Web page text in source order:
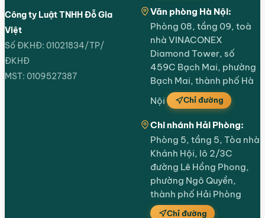
Công ty Luật TNHH Đỗ Gia
Việt
Số ĐKHĐ: 01021834/TP/
ĐKHĐ
MST: 0109527387
Văn phòng Hà Nội:
Phòng 08, tầng 09, toà
nhà VINACONEX
Diamond Tower, số
459C Bạch Mai, phường
Bạch Mai, thành phố Hà
Nội
Chỉ đường
Chi nhánh Hải Phòng:
Phòng 5, tầng 5, Tòa nhà
Khánh Hội, lô 2/3C
đường Lê Hồng Phong,
phường Ngô Quyền,
thành phố Hải Phòng
Chỉ đường